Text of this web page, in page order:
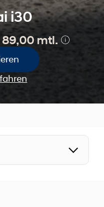
i30
89,00 mtl.